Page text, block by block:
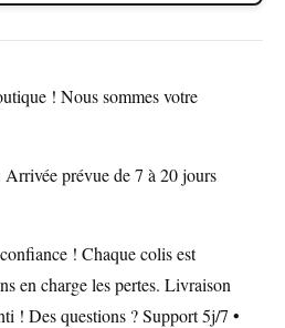
! Nous sommes votre
prévue de 7 à 20 jours
! Chaque colis est
en charge les pertes. Livraison
! Des questions ? Support 5j/7 •